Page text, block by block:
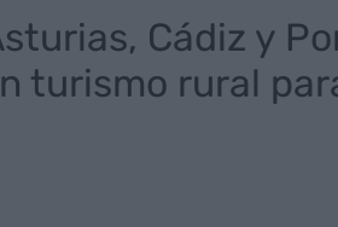
Cádiz y
turismo rural